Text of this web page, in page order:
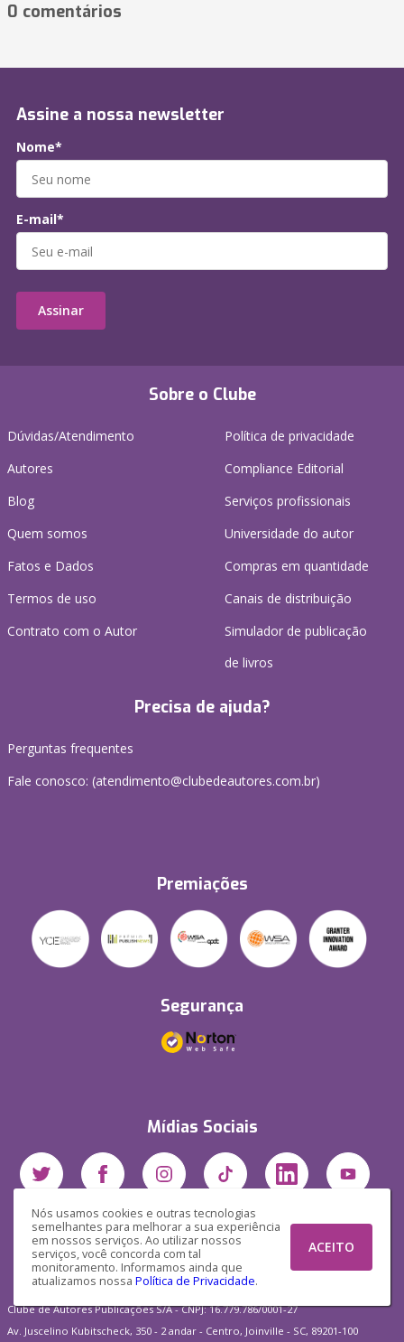
Nós usamos cookies e outras tecnologias
semelhantes para melhorar a sua experiência
em nossos serviços. Ao utilizar nossos
serviços, você concorda com tal
monitoramento. Informamos ainda que
atualizamos nossa Política de Privacidade.
ACEITO
0 comentários
Sobre o Clube
Dúvidas/Atendimento
Autores
Blog
Quem somos
Fatos e Dados
Termos de uso
Contrato com o Autor
Política de privacidade
Compliance Editorial
Serviços profissionais
Universidade do autor
Compras em quantidade
Canais de distribuição
Simulador de publicação
de livros
Precisa de ajuda?
Perguntas frequentes
Fale conosco: (atendimento@clubedeautores.com.br)
Premiações
Segurança
Mídias Sociais
Assine a nossa newsletter
Nome*
E-mail*
Assinar
Clube de Autores Publicações S/A - CNPJ: 16.779.786/0001-27
Av. Juscelino Kubitscheck, 350 - 2 andar - Centro, Joinville - SC, 89201-100